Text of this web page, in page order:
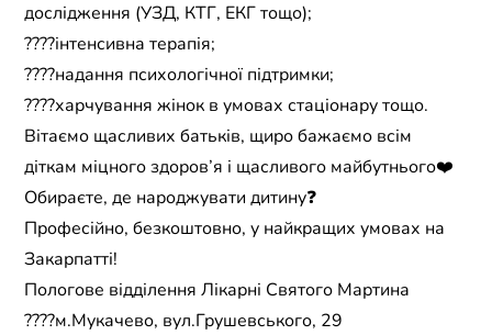
дослідження (УЗД, КТГ, ЕКГ тощо);
????інтенсивна терапія;
????надання психологічної підтримки;
????харчування жінок в умовах стаціонару тощо.
Вітаємо щасливих батьків, щиро бажаємо всім
діткам міцного здоров’я і щасливого майбутнього❤️
Обираєте, де народжувати дитину❓
Професійно, безкоштовно, у найкращих умовах на
Закарпатті!
Пологове відділення Лікарні Святого Мартина
????м.Мукачево, вул.Грушевського, 29